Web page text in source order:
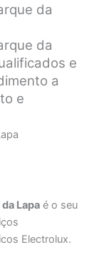
da
da
e
a
e
Lapa é o seu
Electrolux.